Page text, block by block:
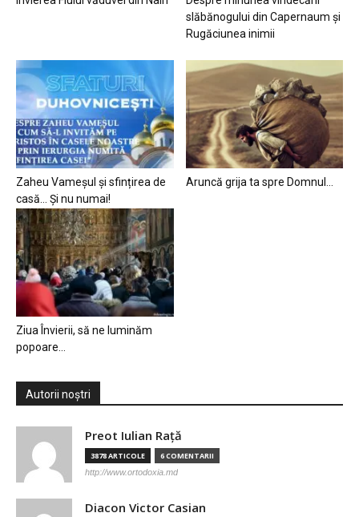
slăbănogului din Capernaum și
Rugăciunea inimii
Zaheu Vameșul și sfințirea de
casă… Și nu numai!
Aruncă grija ta spre Domnul…
Ziua Învierii, să ne luminăm
popoare…
Autorii noștri
Preot Iulian Raţă
3878 ARTICOLE 6 COMENTARII
http://www.ortodoxia.md
Diacon Victor Casian